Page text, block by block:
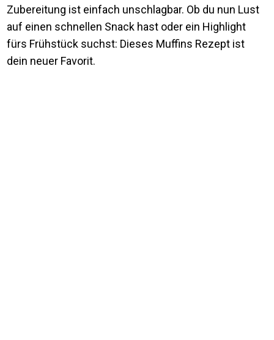
Zubereitung ist einfach unschlagbar. Ob du nun Lust
auf einen schnellen Snack hast oder ein Highlight
fürs Frühstück suchst: Dieses Muffins Rezept ist
dein neuer Favorit.